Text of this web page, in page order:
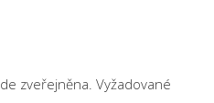
zveřejněna. Vyžadované